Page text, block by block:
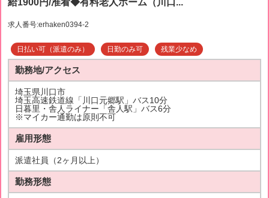
給1900円/准看◆有料老人ホーム（川口...
求人番号:erhaken0394-2
日払い可（派遣のみ） 日勤のみ可 残業少なめ
勤務地/アクセス
埼玉県川口市
埼玉高速鉄道線「川口元郷駅」バス10分
日暮里・舎人ライナー「舎人駅」バス6分
※マイカー通勤は原則不可
雇用形態
派遣社員（2ヶ月以上）
勤務形態